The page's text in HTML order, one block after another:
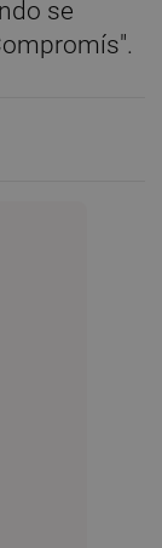
se